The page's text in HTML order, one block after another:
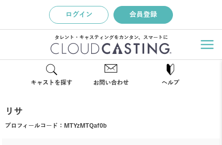
ログイン 会員登録
タレント・キャスティングをカンタン、スマートに
キャストを探す お問い合わせ ヘルプ
リサ
プロフィールコード： MTYzMTQaf0b